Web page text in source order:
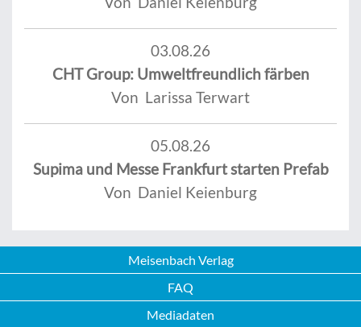
03.08.26
CHT Group: Umweltfreundlich färben
Von Larissa Terwart
05.08.26
Supima und Messe Frankfurt starten Prefab
Von Daniel Keienburg
Meisenbach Verlag
FAQ
Mediadaten